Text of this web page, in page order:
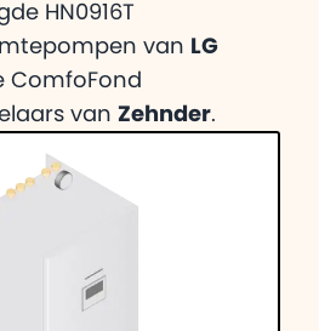
HN0916T
van LG
ComfoFond
van Zehnder.